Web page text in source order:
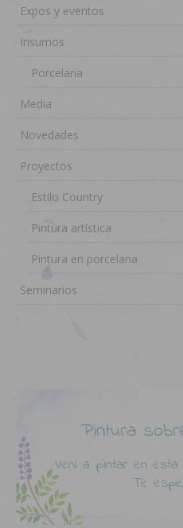
Expos y eventos
Insumos
Porcelana
Media
Novedades
Proyectos
Estilo Country
Pintura artística
Pintura en porcelana
Seminarios
Pintura
Vení a pintar en esta
Te